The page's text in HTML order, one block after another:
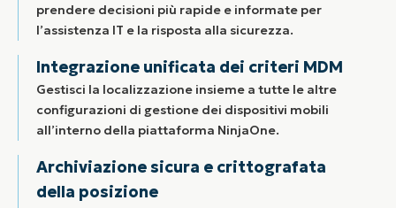
prendere decisioni più rapide e informate per
l’assistenza IT e la risposta alla sicurezza.
Integrazione unificata dei criteri MDM
Gestisci la localizzazione insieme a tutte le altre
configurazioni di gestione dei dispositivi mobili
all’interno della piattaforma NinjaOne.
Archiviazione sicura e crittografata
della posizione